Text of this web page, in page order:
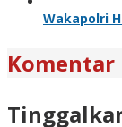
Wakapolri
Komentar